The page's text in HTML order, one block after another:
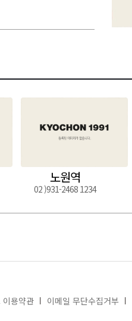
노원역
02 )931-2468 1234
이용약관 이메일 무단수집거부